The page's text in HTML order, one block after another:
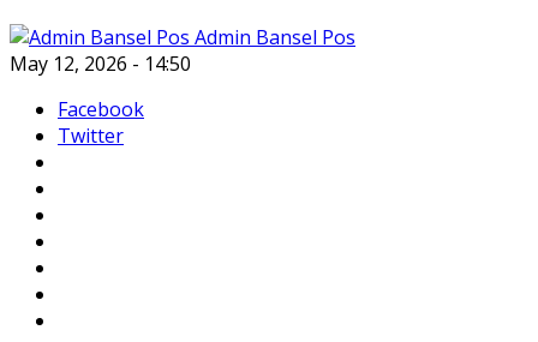
Admin Bansel Pos
May 12, 2026 - 14:50
Facebook
Twitter